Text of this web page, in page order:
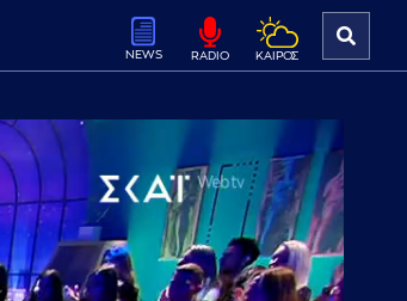
NEWS RADIO ΚΑΙΡΟΣ